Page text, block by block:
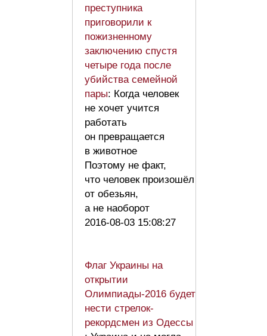
преступника
приговорили к
пожизненному
заключению спустя
четыре года после
убийства семейной
пары: Когда человек
не хочет учится
работать
он превращается
в животное
Поэтому не факт,
что человек произошёл
от обезьян,
а не наоборот
2016-08-03 15:08:27
Флаг Украины на
открытии
Олимпиады-2016 будет
нести стрелок-
рекордсмен из Одессы